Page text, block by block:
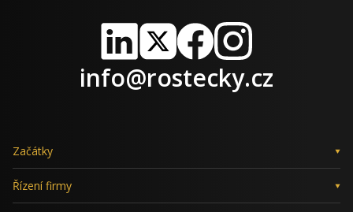
LinkedIn
X FacebookInstagram
info@rostecky.cz
Začátky
Řízení firmy